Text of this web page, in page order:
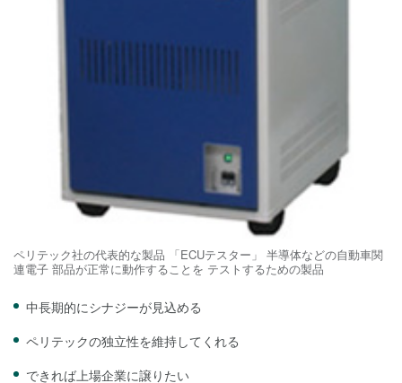
ペリテック社の代表的な製品 「ECUテスター」 半導体などの自動車関
連電子 部品が正常に動作することを テストするための製品
中長期的にシナジーが見込める
ペリテックの独立性を維持してくれる
できれば上場企業に譲りたい